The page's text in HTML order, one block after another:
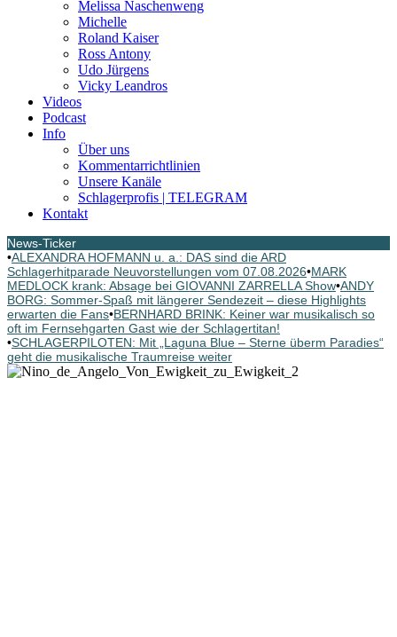
Melissa Naschenweng
Michelle
Roland Kaiser
Ross Antony
Udo Jürgens
Vicky Leandros
Videos
Podcast
Info
Über uns
Kommentarrichtlinien
Unsere Kanäle
Schlagerprofis | TELEGRAM
Kontakt
News-Ticker
•ALEXANDRA HOFMANN u. a.: DAS sind die ARD
Schlagerhitparade Neuvorstellungen vom 07.08.2026•MARK
MEDLOCK krank: Absage bei GIOVANNI ZARRELLA Show•ANDY
BORG: Sommer-Spaß mit längerer Sendezeit – diese Highlights
erwarten die Fans•BERNHARD BRINK: Keiner war musikalisch so
oft im Fernsehgarten Gast wie der Schlagertitan!
•SCHLAGERPILOTEN: Mit „Laguna Blue – Sterne überm Paradies“
geht die musikalische Traumreise weiter